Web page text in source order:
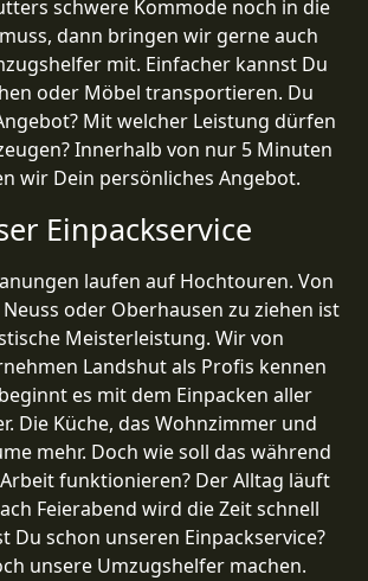
schwere Kommode noch in die
dann bringen wir gerne auch
mit. Einfacher kannst Du
oder Möbel transportieren. Du
Mit welcher Leistung dürfen
Innerhalb von nur 5 Minuten
wir Dein persönliches Angebot.
Einpackservice
laufen auf Hochtouren. Von
oder Oberhausen zu ziehen ist
Meisterleistung. Wir von
Landshut als Profis kennen
es mit dem Einpacken aller
Die Küche, das Wohnzimmer und
mehr. Doch wie soll das während
funktionieren? Der Alltag läuft
Feierabend wird die Zeit schnell
Du schon unseren Einpackservice?
unsere Umzugshelfer machen.